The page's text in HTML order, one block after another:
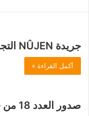
جريدة NÛJEN التجديد عدد خاص “نوروز 2026”
أكمل القراءة »
صدور العدد 18 من جريدة NÛJEN التجديد